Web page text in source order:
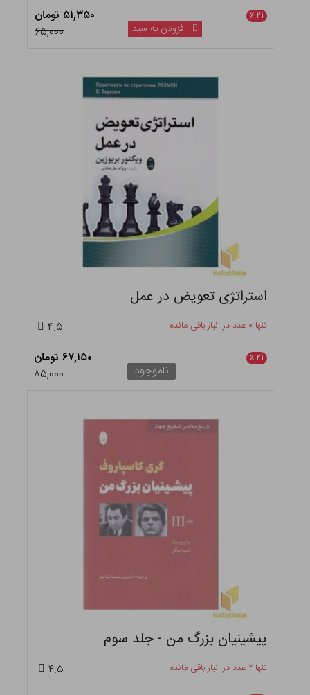
۲۱ ٪
۵۱,۳۵۰ تومان
۶۵,۰۰۰
افزودن به سبد
استراتژی تعویض در عمل
تنها ۰ عدد در انبار باقی مانده ۴.۵
۲۱ ٪
۶۷,۱۵۰ تومان
۸۵,۰۰۰
ناموجود
پیشینیان بزرگ من - جلد سوم
تنها ۲ عدد در انبار باقی مانده ۴.۵